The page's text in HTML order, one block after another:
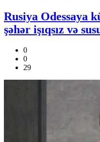
Rusiya Odessaya
şəhər işıqsız və
0
0
29